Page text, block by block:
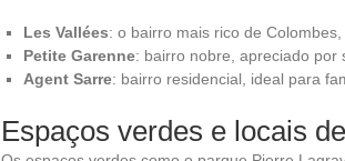
Les Vallées: o bairro mais rico de
Petite Garenne: bairro nobre, apreciado por
Agent Sarre: bairro residencial, ideal para
Espaços verdes e locais